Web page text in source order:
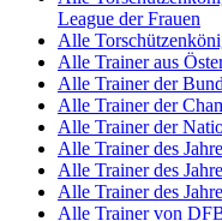
League der Frauen
Alle
Alle Trainer aus
Alle Trainer der
Alle Trainer der
Alle Trainer der
Alle Trainer des
Alle Trainer des
Alle Trainer des
Alle Trainer von